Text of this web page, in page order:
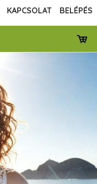
KAPCSOLAT BELÉPÉS